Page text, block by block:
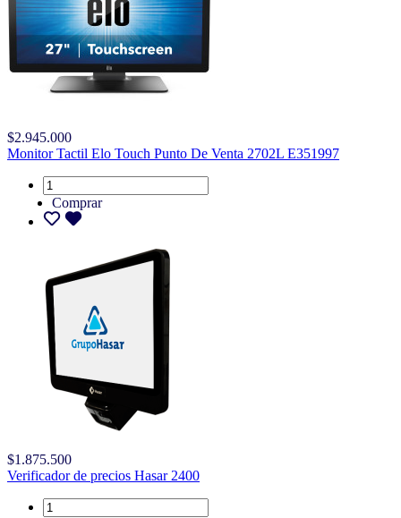
$2.945.000
Monitor Tactil Elo Touch Punto De Venta 2702L E351997
Comprar
$1.875.500
Verificador de precios Hasar 2400